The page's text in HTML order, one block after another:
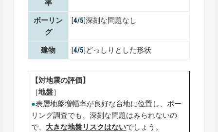
率
ボーリン
グ
[4/5]深刻な問題なし
建物 [4/5]どっしりとした形状
【対地震の評価】
［地盤］
●表層地盤増幅率が良好な台地に位置し、ボー
リング調査でも、深刻な問題はみられないの
で、 大きな地盤リスクはないでしょう。